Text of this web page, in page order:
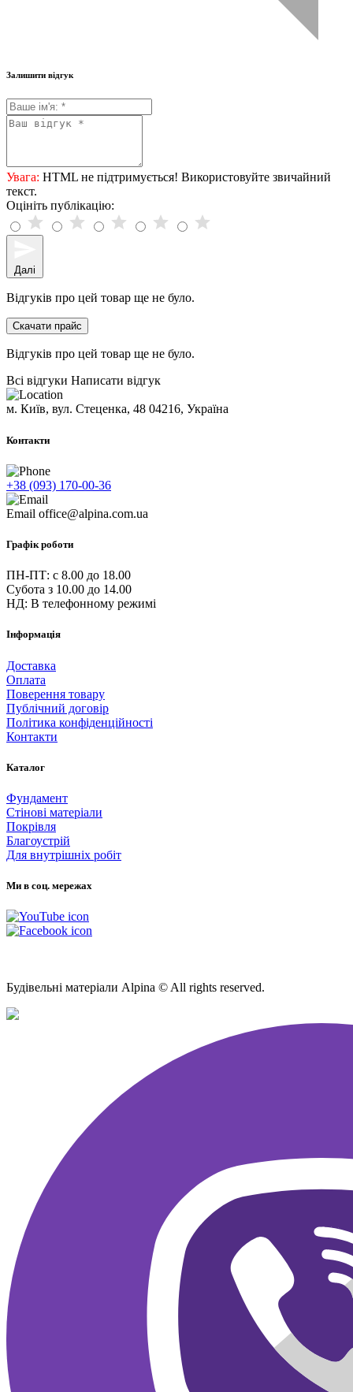
Залишити відгук
Увага: HTML не підтримується! Використовуйте звичайний
текст.
Оцініть публікацію:
Далі
Відгуків про цей товар ще не було.
Скачати прайс
Відгуків про цей товар ще не було.
Всі відгуки Написати відгук
м. Київ, вул. Стеценка, 48 04216, Україна
Контакти
+38 (093) 170-00-36
Email office@alpina.com.ua
Графік роботи
ПН-ПТ: c 8.00 до 18.00
Субота з 10.00 до 14.00
НД: В телефонному режимі
Інформація
Доставка
Оплата
Поверення товару
Публічний договір
Політика конфіденційності
Контакти
Каталог
Фундамент
Стінові матеріали
Покрівля
Благоустрій
Для внутрішніх робіт
Ми в соц. мережах
Будівельні матеріали Alpina © All rights reserved.